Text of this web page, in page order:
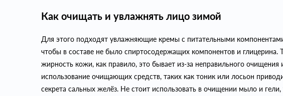
Как очищать и увлажнять лицо зимой
Для этого подходят увлажняющие кремы с питательными
чтобы в составе не было спиртосодержащих компонентов и глицерина.
жирность кожи, как правило, это бывает из-за неправильного очищения
использование очищающих средств, таких как тоник или лосьон
секрета сальных желёз. Не стоит использовать в очищении мыло и гели,